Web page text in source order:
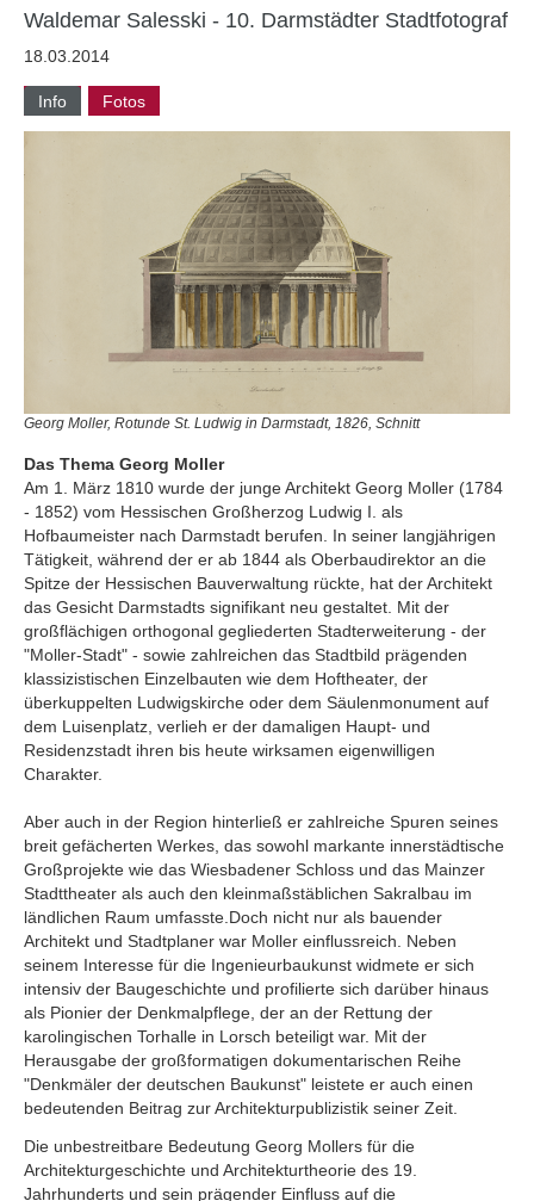
Waldemar Salesski - 10. Darmstädter Stadtfotograf
18.03.2014
Info Fotos
Georg Moller, Rotunde St. Ludwig in Darmstadt, 1826, Schnitt
Das Thema Georg Moller
Am 1. März 1810 wurde der junge Architekt Georg Moller (1784
- 1852) vom Hessischen Großherzog Ludwig I. als
Hofbaumeister nach Darmstadt berufen. In seiner langjährigen
Tätigkeit, während der er ab 1844 als Oberbaudirektor an die
Spitze der Hessischen Bauverwaltung rückte, hat der Architekt
das Gesicht Darmstadts signifikant neu gestaltet. Mit der
großflächigen orthogonal gegliederten Stadterweiterung - der
"Moller-Stadt" - sowie zahlreichen das Stadtbild prägenden
klassizistischen Einzelbauten wie dem Hoftheater, der
überkuppelten Ludwigskirche oder dem Säulenmonument auf
dem Luisenplatz, verlieh er der damaligen Haupt- und
Residenzstadt ihren bis heute wirksamen eigenwilligen
Charakter.
Aber auch in der Region hinterließ er zahlreiche Spuren seines
breit gefächerten Werkes, das sowohl markante innerstädtische
Großprojekte wie das Wiesbadener Schloss und das Mainzer
Stadttheater als auch den kleinmaßstäblichen Sakralbau im
ländlichen Raum umfasste.Doch nicht nur als bauender
Architekt und Stadtplaner war Moller einflussreich. Neben
seinem Interesse für die Ingenieurbaukunst widmete er sich
intensiv der Baugeschichte und profilierte sich darüber hinaus
als Pionier der Denkmalpflege, der an der Rettung der
karolingischen Torhalle in Lorsch beteiligt war. Mit der
Herausgabe der großformatigen dokumentarischen Reihe
"Denkmäler der deutschen Baukunst" leistete er auch einen
bedeutenden Beitrag zur Architekturpublizistik seiner Zeit.
Die unbestreitbare Bedeutung Georg Mollers für die
Architekturgeschichte und Architekturtheorie des 19.
Jahrhunderts und sein prägender Einfluss auf die